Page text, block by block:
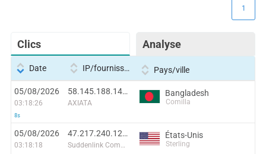
Clics Analyse
1
Date IP/fournisseur Pays/ville
05/08/2026
03:18:26
8s
58.145.188.140:45870
AXIATA
Bangladesh
Comilla
05/08/2026
03:18:18
47.217.240.127:53223
Suddenlink Communications
États-Unis
Sterling